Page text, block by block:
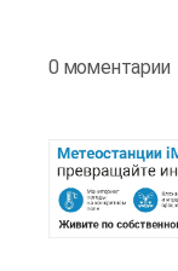
0 моментарии